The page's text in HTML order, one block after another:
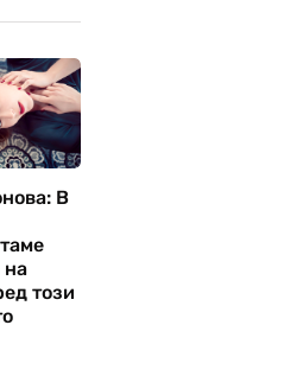
В
на
този